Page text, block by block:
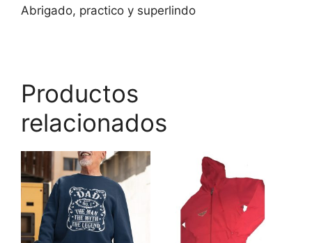
Abrigado, practico y superlindo
Productos
relacionados